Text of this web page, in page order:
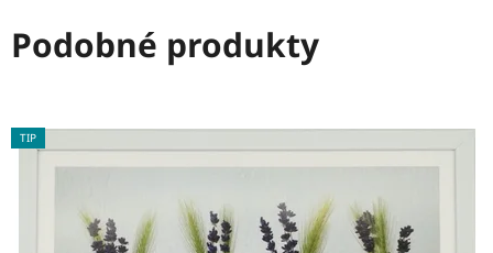
Podobné produkty
TIP